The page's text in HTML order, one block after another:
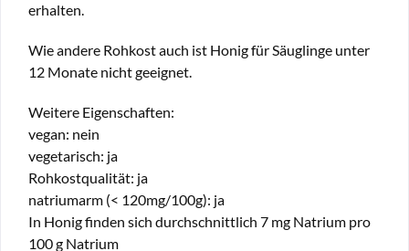
erhalten.
Wie andere Rohkost auch ist Honig für Säuglinge unter
12 Monate nicht geeignet.
Weitere Eigenschaften:
vegan: nein
vegetarisch: ja
Rohkostqualität: ja
natriumarm (< 120mg/100g): ja
In Honig finden sich durchschnittlich 7 mg Natrium pro
100 g Natrium